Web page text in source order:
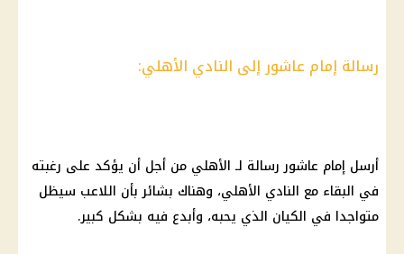
رسالة إمام عاشور إلى النادي الأهلي:
أرسل إمام عاشور رسالة لـ الأهلي من أجل أن يؤكد على رغبته
في البقاء مع النادي الأهلي، وهناك بشائر بأن اللاعب سيظل
متواجدا في الكيان الذي يحبه، وأبدع فيه بشكل كبير.